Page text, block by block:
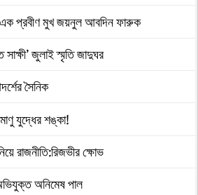
এক প্রবীণ মুখ জয়নুল আবদিন ফারুক
জুলাই স্মৃতি জাদুঘর
সৈনিক
যুদ্ধের শঙ্কা!
রাজনীতি:রিজভীর ক্ষোভ
অনিমেষ পাল